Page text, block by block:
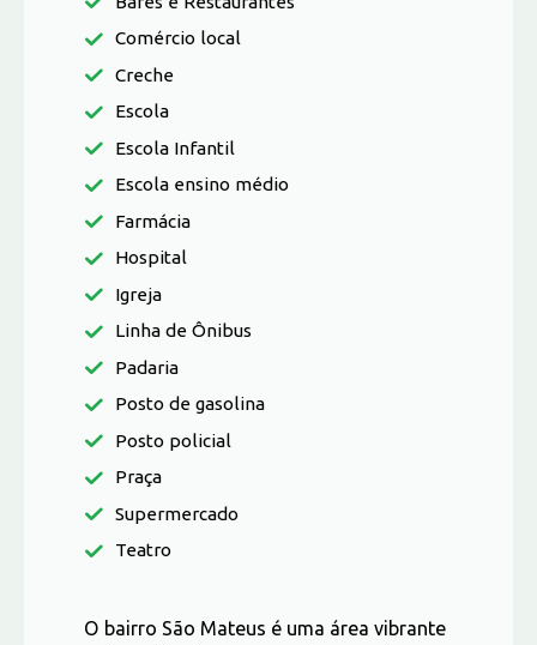
Comércio local
Creche
Escola
Escola Infantil
Escola ensino médio
Farmácia
Hospital
Igreja
Linha de Ônibus
Padaria
Posto de gasolina
Posto policial
Praça
Supermercado
Teatro
O bairro São Mateus é uma área vibrante